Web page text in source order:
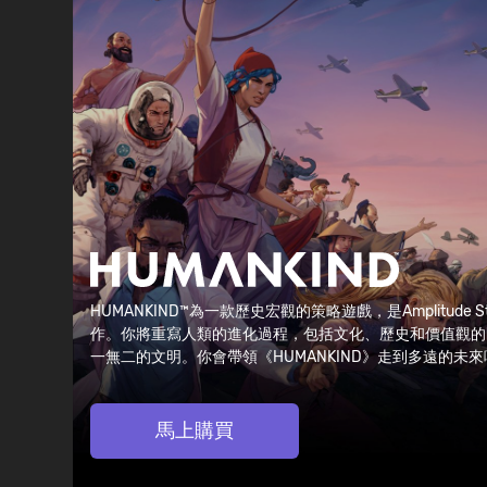
HUMANKIND™為一款歷史宏觀的策略遊戲，是Amplitude
作。你將重寫人類的進化過程，包括文化、歷史和價值觀
一無二的文明。你會帶領《HUMANKIND》走到多遠的未
馬上購買